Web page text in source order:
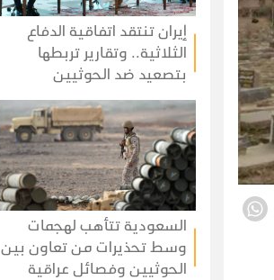
إيران تنتقد اتفاقية الدفاع
الثلاثية.. وتقارير تربطها
بتصعيد ضد الحوثيين
السعودية تتأهب لهجمات
وسط تحذيرات من تعاون بين
الحوثيين وفصائل عراقية